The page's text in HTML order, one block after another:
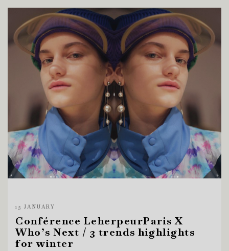
15 JANUARY
Conférence LeherpeurParis X
Who’s Next / 3 trends highlights
for winter